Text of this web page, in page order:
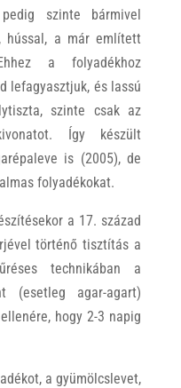
szinte bármivel
hússal, a már említett
a folyadékhoz
lefagyasztjuk, és lassú
szinte csak az
Így készült
is (2005), de
folyadékokat.
a 17. század
történő tisztítás a
technikában a
(esetleg agar-agart)
hogy 2-3 napig
a gyümölcslevet,